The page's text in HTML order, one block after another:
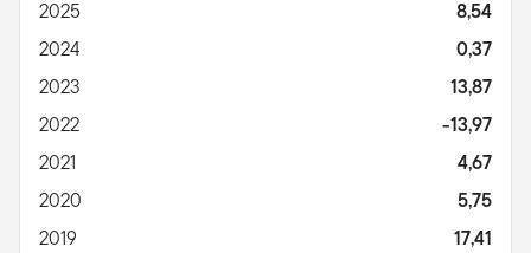
2025
8,54
2024
0,37
2023
13,87
2022
-13,97
2021
4,67
2020
5,75
2019
17,41